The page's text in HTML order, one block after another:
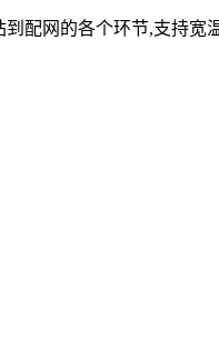
配网的各个环节,支持